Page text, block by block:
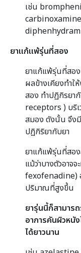
เช่น
ยาแก้แพ้รุ่นที่สอง
ยาแก้แพ้รุ่นที่สอ
ผลข้างเคียงทำ
สอง ทำปฏิกิรยา
receptors ) บริ
สมอง ดังนั้น จึงมี
ปฏิกิริยากับยา
ยาแก้แพ้รุ่นที่สอ
แม้ว่าบางตัวอาจ
fexofenadine)
ปริมาณที่สูงขึ้น
ยารุ่นนี้ก็สามาร
อาการคันผิวหนั
ได้ยาวนาน